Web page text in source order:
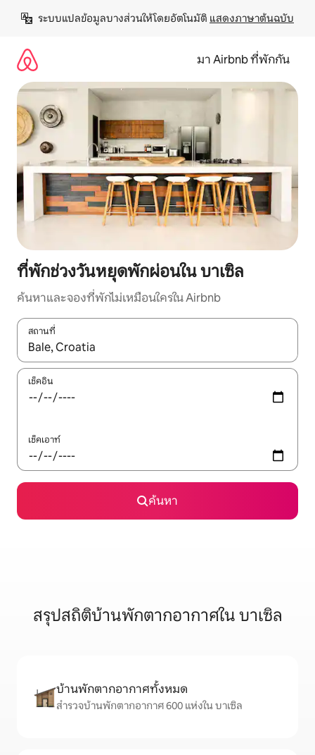
เนื้อหา
ระบบแปลข้อมูลบางส่วนให้โดยอัตโนมัติ แสดงภาษาต้นฉบับ
มา Airbnb ที่พักกัน
ที่พักช่วงวันหยุดพักผ่อนใน บาเซิล
ค้นหาและจองที่พักไม่เหมือนใครใน Airbnb
สถานที่
ใช้ลูกศรขึ้นลง หรือใช้การสัมผัสหรือปัด เพื่อสำรวจผลการค้นหา
เช็คอิน
เช็คเอาท์
ค้นหา
สรุปสถิติบ้านพักตากอากาศใน บาเซิล
บ้านพักตากอากาศทั้งหมด
สำรวจบ้านพักตากอากาศ 600 แห่งใน บาเซิล